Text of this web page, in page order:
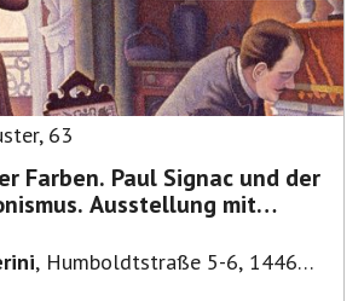
, 63
Farben. Paul Signac und der
Ausstellung mit
, Humboldtstraße 5-6, 14467